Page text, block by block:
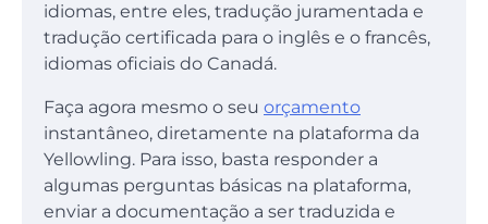
idiomas, entre eles, tradução juramentada e
tradução certificada para o inglês e o francês,
idiomas oficiais do Canadá.
Faça agora mesmo o seu orçamento
instantâneo, diretamente na plataforma da
Yellowling. Para isso, basta responder a
algumas perguntas básicas na plataforma,
enviar a documentação a ser traduzida e